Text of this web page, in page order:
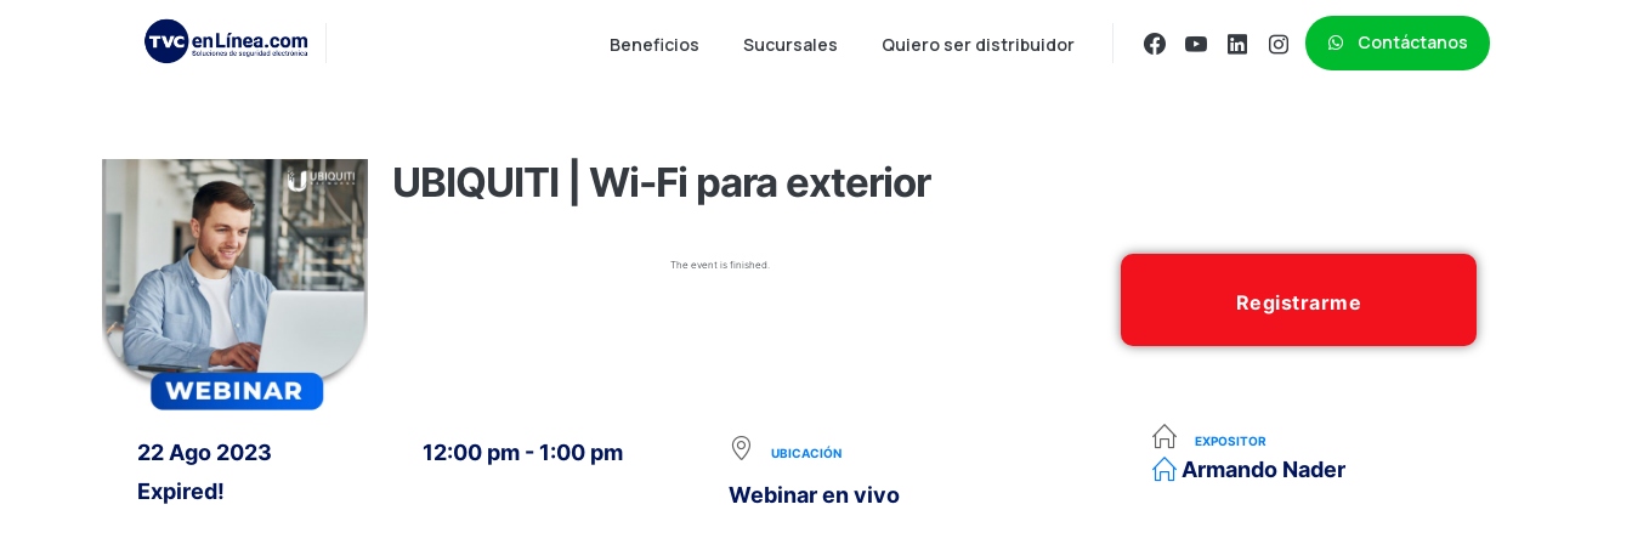
Beneficios Sucursales Quiero ser distribuidor Contáctanos
UBIQUITI | Wi-Fi para exterior
The event is finished.
Registrarme
22 Ago 2023
Expired!
12:00 pm - 1:00 pm UBICACIÓN
Webinar en vivo
EXPOSITOR
Armando Nader